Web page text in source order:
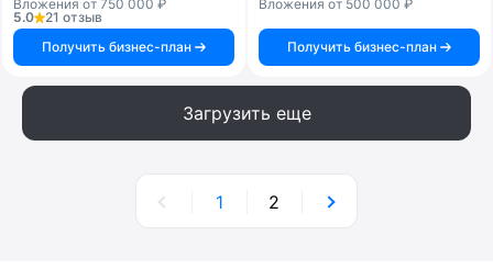
Вложения от 750 000 ₽
5.0
21 отзыв
Получить бизнес-план
Вложения от 500 000 ₽
Получить бизнес-план
Загрузить еще
1 2